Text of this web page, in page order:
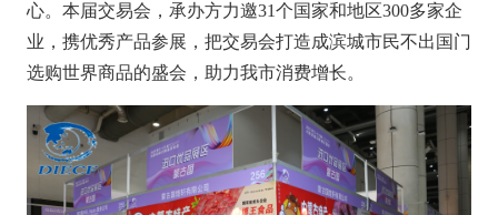
心。本届交易会，承办方力邀31个国家和地区300多家企
业，携优秀产品参展，把交易会打造成滨城市民不出国门
选购世界商品的盛会，助力我市消费增长。